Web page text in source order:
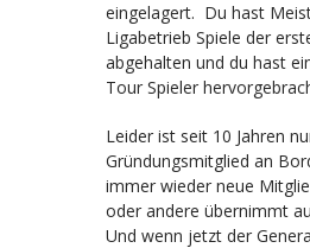
eingelagert. Du hast
Ligabetrieb Spiele der
abgehalten und du hast
Tour Spieler
Leider ist seit 10 Jahren
Gründungsmitglied an
immer wieder neue
oder andere übernimmt
Und wenn jetzt der